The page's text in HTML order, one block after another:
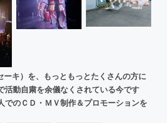
キ）を、もっともっとたくさんの方に
動自粛を余儀なくされている今です
のＣＤ・ＭＶ制作＆プロモーションを